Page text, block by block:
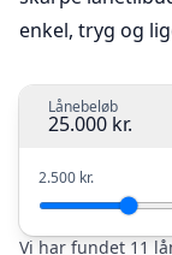
enkel, tryg og
Lånebeløb
25.000 kr.
2.500 kr.
Vi har fundet 11